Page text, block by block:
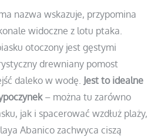
nazwa wskazuje, przypomina
widoczne z lotu ptaka.
otoczony jest gęstymi
drewniany pomost
daleko w wodę. Jest to idealne
– można tu zarówno
jak i spacerować wzdłuż plaży,
Abanico zachwyca ciszą